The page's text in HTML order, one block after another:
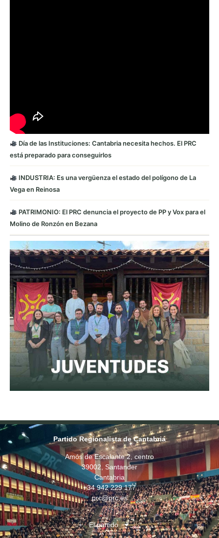
Día de las Instituciones: Cantabria necesita hechos. El PRC
está preparado para conseguirlos
INDUSTRIA: Es una vergüenza el estado del polígono de La
Vega en Reinosa
PATRIMONIO: El PRC denuncia el proyecto de PP y Vox para el
Molino de Ronzón en Bezana
Partido Regionalista de Cantabria
Amós de Escalante 2, centro
39002, Santander
Cantabria
+34 942 229 177
prc@prc.es
El partido